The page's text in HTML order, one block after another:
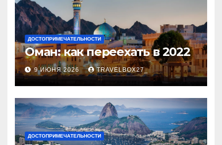
ДОСТОПРИМЕЧАТЕЛЬНОСТИ
Оман: как переехать в 2022
9 ИЮНЯ 2026 TRAVELBOX27_
ДОСТОПРИМЕЧАТЕЛЬНОСТИ